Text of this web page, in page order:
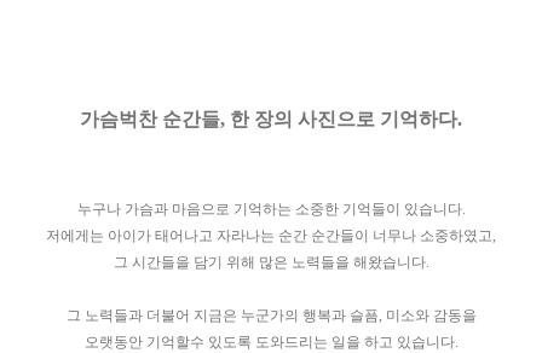
가슴벅찬 순간들, 한 장의 사진으로 기억하다.
누구나 가슴과 마음으로 기억하는 소중한 기억들이 있습니다.
저에게는 아이가 태어나고 자라나는 순간 순간들이 너무나 소중하였고,
그 시간들을 담기 위해 많은 노력들을 해왔습니다.
그 노력들과 더불어 지금은 누군가의 행복과 슬픔, 미소와 감동을
오랫동안 기억할수 있도록 도와드리는 일을 하고 있습니다.